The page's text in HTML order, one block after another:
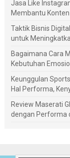
Jasa Like
Membantu
Taktik Bisnis
untuk
Bagaimana Cara
Kebutuhan
Keunggulan
Hal Performa,
Review Maserati
dengan Performa